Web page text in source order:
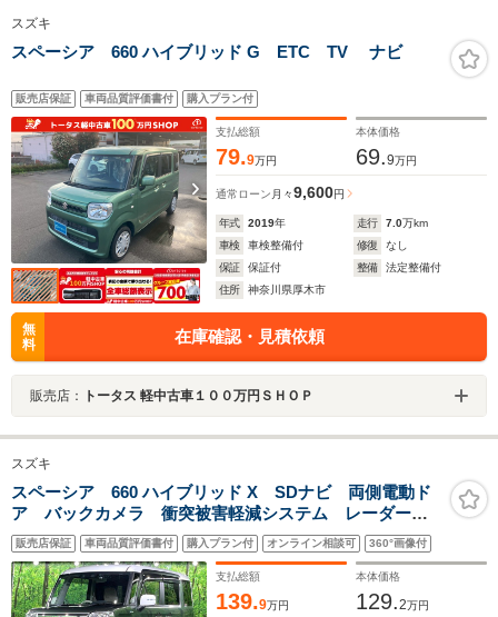
スズキ
スペーシア 660 ハイブリッド G ETC TV ナビ
販売店保証 車両品質評価書付 購入プラン付
支払総額
79.9万円
本体価格
69.9万円
通常ローン 月々9,600円
年式 2019年 走行 7.0万km
車検
車検整備付 修復
なし
保証
保証付 整備
法定整備付
住所
神奈川県厚木市
無
料
在庫確認・見積依頼
販売店： トータス 軽中古車１００万円ＳＨＯＰ
スズキ
スペーシア 660 ハイブリッド X SDナビ 両側電動ド
ア バックカメラ 衝突被害軽減システム レーダーク
ルーズ 禁煙車 シートヒーター ドラレコ コーナー
センサー スマートキー LEDヘッド ETC 車線逸脱
警報 オートエアコン
販売店保証 車両品質評価書付 購入プラン付 オンライン相談可 360°画像付
支払総額
139.9万円
本体価格
129.2万円